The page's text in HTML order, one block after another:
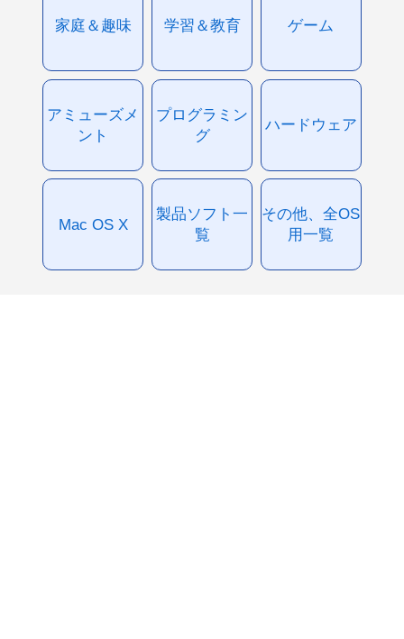
家庭＆趣味 学習＆教育 ゲーム
アミューズメ
ント
プログラミン
グ
ハードウェア
Mac OS X
製品ソフト一
覧
その他、全OS
用一覧